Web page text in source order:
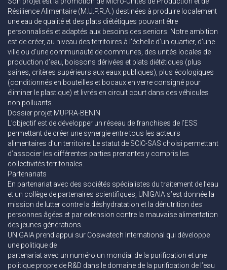
Résilience Alimentaire (M.U.P.R.A.) destinées à produire localement
une eau de qualité et des plats diététiques pouvant être
personnalisés et adaptés aux besoins des seniors. Notre ambition
est de créer, au niveau des territoires à l’échelle d’un quartier, d’une
ville ou d’une communauté de communes, des unités locales de
production d’eau, boissons dérivées et plats diététiques (plus
saines, critères supérieurs aux eaux publiques), plus écologiques
(conditionnés en bouteilles et bocaux en verre consigné pour
éliminer le plastique) et livrés en circuit court dans des véhicules
non polluants.
Dossier projet MUPRA-BENIN
L’objectif est de développer un réseau de franchises de l’ESS
permettant de créer une synergie entre tous les acteurs
alimentaires d’un territoire. Le statut de SCIC-SAS choisi permettant
d’associer les différentes parties prenantes y compris les
collectivités territoriales.
Partenariats
En partenariat avec des sociétés spécialistes du traitement de l’eau
et un collège de partenaires scientifiques, UNIGAIA s’est donnée la
mission de lutter contre la déshydratation et la dénutrition des
personnes âgées et par extension contre la mauvaise alimentation
des jeunes générations.
UNIGAIA prend appui sur Coswatech International qui développe
une politique de
partenariat avec un numéro un mondial de la purification et une
politique propre de R&D dans le domaine de la purification de l’eau